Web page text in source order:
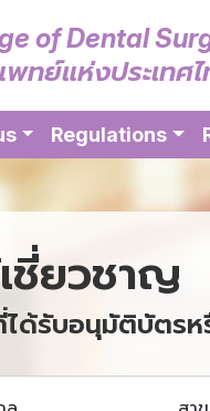
of Dental
ทย์แห่งประเทศ
Regulations
ชี่ยวชาญ
ด้รับอนุมัติบัตร